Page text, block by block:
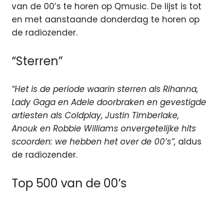
van de 00’s te horen op Qmusic. De lijst is tot
en met aanstaande donderdag te horen op
de radiozender.
“Sterren”
“Het is de periode waarin sterren als Rihanna,
Lady Gaga en Adele doorbraken en gevestigde
artiesten als Coldplay, Justin Timberlake,
Anouk en Robbie Williams onvergetelijke hits
scoorden: we hebben het over de 00’s”, aldus
de radiozender.
Top 500 van de 00’s